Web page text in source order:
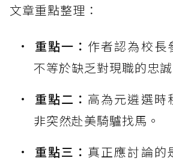
文章重點整理：
重點一： 作者認為校長
不等於缺乏對現職的忠誠
重點二： 高為元遴選時
非突然赴美騎驢找馬。
重點三： 真正應討論的